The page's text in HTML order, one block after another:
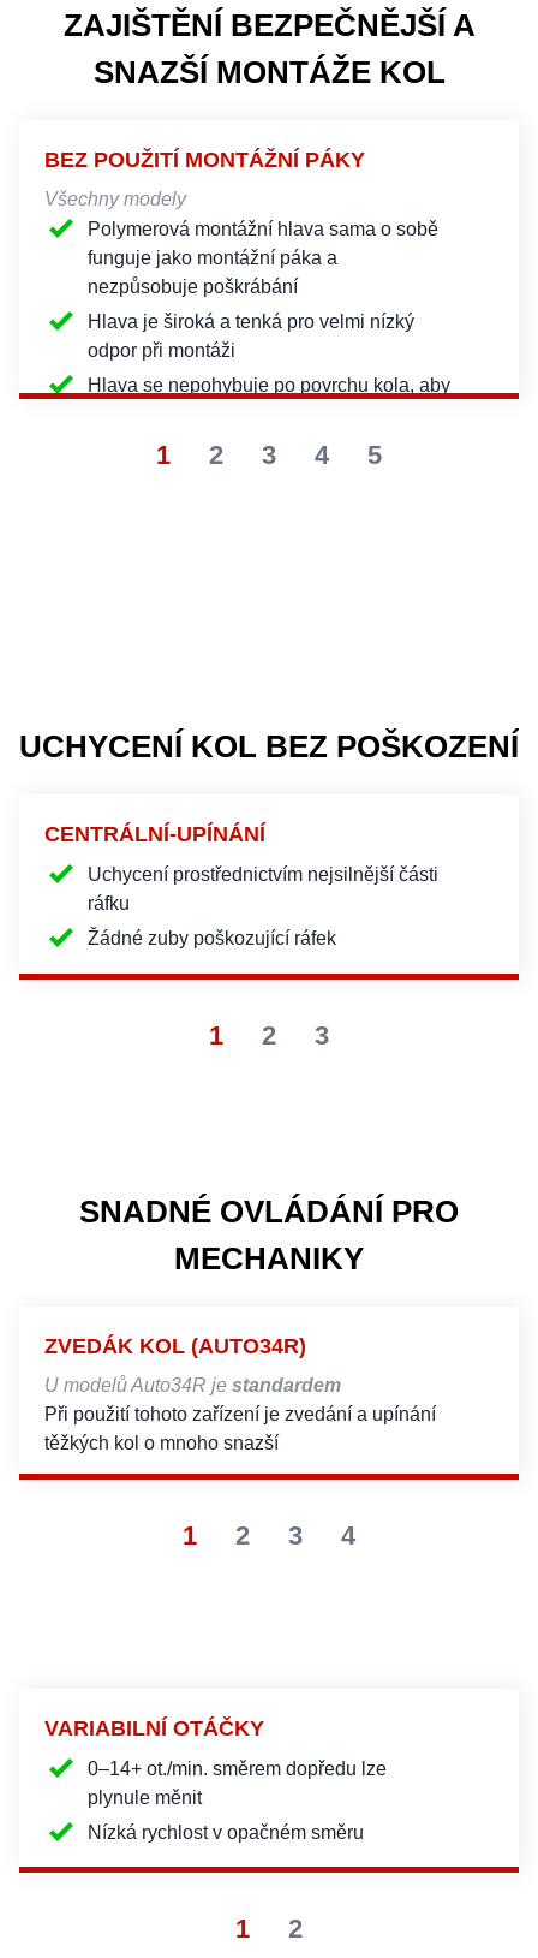
ZAJIŠTĚNÍ BEZPEČNĚJŠÍ A
SNAZŠÍ MONTÁŽE KOL
1 2 3 4 5
BEZ POUŽITÍ MONTÁŽNÍ PÁKY
Všechny modely
Polymerová montážní hlava sama o sobě
funguje jako montážní páka a
nezpůsobuje poškrábání
Hlava je široká a tenká pro velmi nízký
odpor při montáži
Hlava se nepohybuje po povrchu kola, aby
UCHYCENÍ KOL BEZ POŠKOZENÍ
1 2 3
CENTRÁLNÍ-UPÍNÁNÍ
Uchycení prostřednictvím nejsilnější části
ráfku
Žádné zuby poškozující ráfek
SNADNÉ OVLÁDÁNÍ PRO
MECHANIKY
1 2 3 4
ZVEDÁK KOL (AUTO34R)
U modelů Auto34R je standardem
Při použití tohoto zařízení je zvedání a upínání
těžkých kol o mnoho snazší
1 2
VARIABILNÍ OTÁČKY
0–14+ ot./min. směrem dopředu lze
plynule měnit
Nízká rychlost v opačném směru